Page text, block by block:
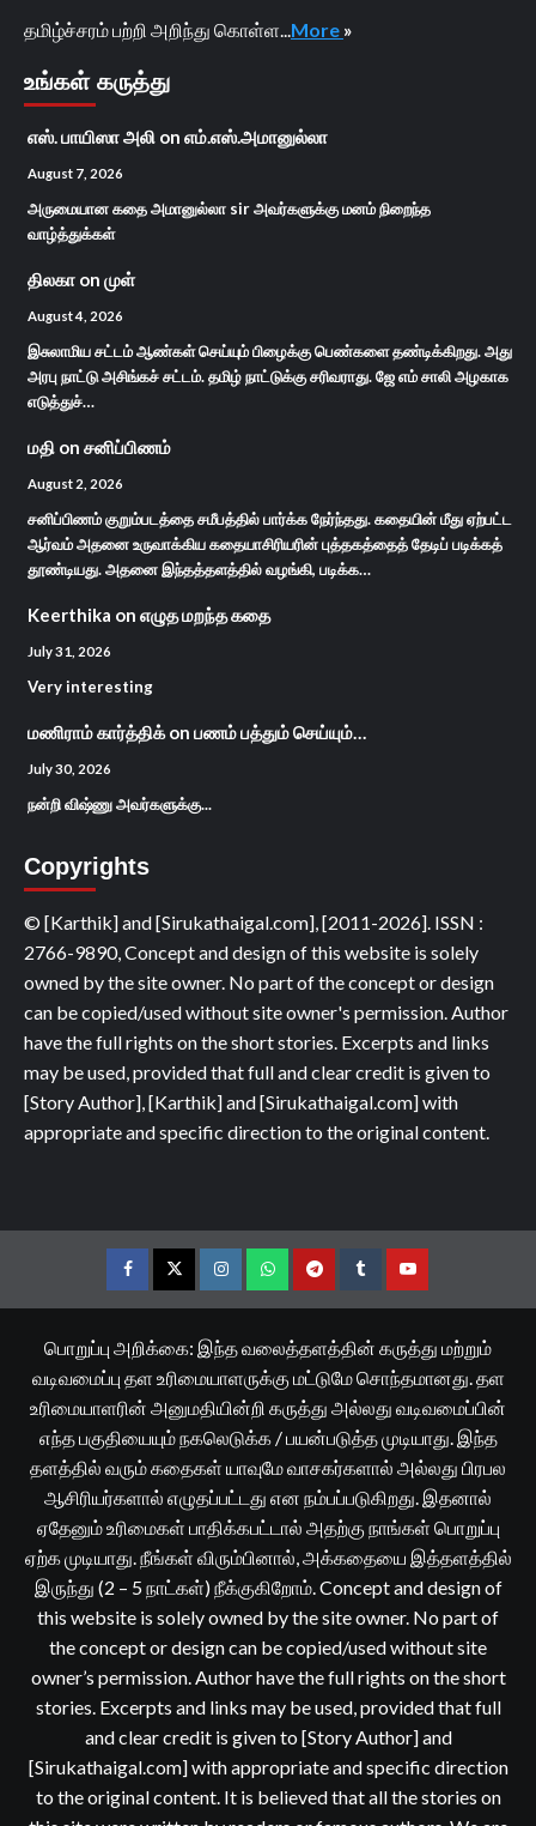
தமிழ்ச்சரம் பற்றி அறிந்து கொள்ள... More »
உங்கள் கருத்து
எஸ். பாயிஸா அலி on எம்.எஸ்.அமானுல்லா
August 7, 2026
அருமையான கதை அமானுல்லா sir அவர்களுக்கு மனம் நிறைந்த
வாழ்த்துக்கள்
திலகா on முள்
August 4, 2026
இசுலாமிய சட்டம் ஆண்கள் செய்யும் பிழைக்கு பெண்களை தண்டிக்கிறது. அது
அரபு நாட்டு அசிங்கச் சட்டம். தமிழ் நாட்டுக்கு சரிவராது. ஜே எம் சாலி அழகாக
எடுத்துச்…
மதி on சனிப்பிணம்
August 2, 2026
சனிப்பிணம் குறும்படத்தை சமீபத்தில் பார்க்க நேர்ந்தது. கதையின் மீது ஏற்பட்ட
ஆர்வம் அதனை உருவாக்கிய கதையாசிரியரின் புத்தகத்தைத் தேடிப் படிக்கத்
தூண்டியது. அதனை இந்தத்தளத்தில் வழங்கி, படிக்க…
Keerthika on எழுத மறந்த கதை
July 31, 2026
Very interesting
மணிராம் கார்த்திக்on பணம் பத்தும் செய்யும்…
July 30, 2026
நன்றி விஷ்ணு அவர்களுக்கு...
Copyrights
© [Karthik] and [Sirukathaigal.com], [2011-2026]. ISSN :
2766-9890, Concept and design of this website is solely
owned by the site owner. No part of the concept or design
can be copied/used without site owner's permission. Author
have the full rights on the short stories. Excerpts and links
may be used, provided that full and clear credit is given to
[Story Author], [Karthik] and [Sirukathaigal.com] with
appropriate and specific direction to the original content.
FacebookTwitterInstagramWhatsappTelegramTumblrYouTube
பொறுப்பு அறிக்கை: இந்த வலைத்தளத்தின் கருத்து மற்றும்
வடிவமைப்பு தள உரிமையாளருக்கு மட்டுமே சொந்தமானது. தள
உரிமையாளரின் அனுமதியின்றி கருத்து அல்லது வடிவமைப்பின்
எந்த பகுதியையும் நகலெடுக்க / பயன்படுத்த முடியாது. இந்த
தளத்தில் வரும் கதைகள் யாவுமே வாசகர்களால் அல்லது பிரபல
ஆசிரியர்களால் எழுதப்பட்டது என நம்பப்படுகிறது. இதனால்
ஏதேனும் உரிமைகள் பாதிக்கபட்டால் அதற்கு நாங்கள் பொறுப்பு
ஏற்க முடியாது. நீங்கள் விரும்பினால், அக்கதையை இத்தளத்தில்
இருந்து (2 – 5 நாட்கள்) நீக்குகிறோம். Concept and design of
this website is solely owned by the site owner. No part of
the concept or design can be copied/used without site
owner’s permission. Author have the full rights on the short
stories. Excerpts and links may be used, provided that full
and clear credit is given to [Story Author] and
[Sirukathaigal.com] with appropriate and specific direction
to the original content. It is believed that all the stories on